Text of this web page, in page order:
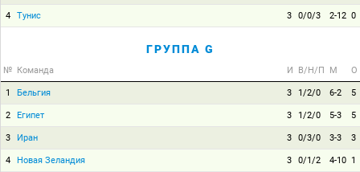
4 Тунис 3 0/0/3 2-12 0
ГРУППА G
№ Команда И В/Н/П М О
1 Бельгия 3 1/2/0 6-2 5
2 Египет 3 1/2/0 5-3 5
3 Иран 3 0/3/0 3-3 3
4 Новая Зеландия 3 0/1/2 4-10 1